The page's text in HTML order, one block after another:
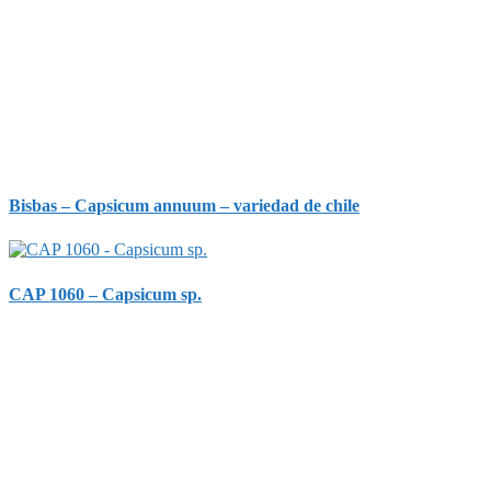
Bisbas – Capsicum annuum – variedad de chile
CAP 1060 – Capsicum sp.